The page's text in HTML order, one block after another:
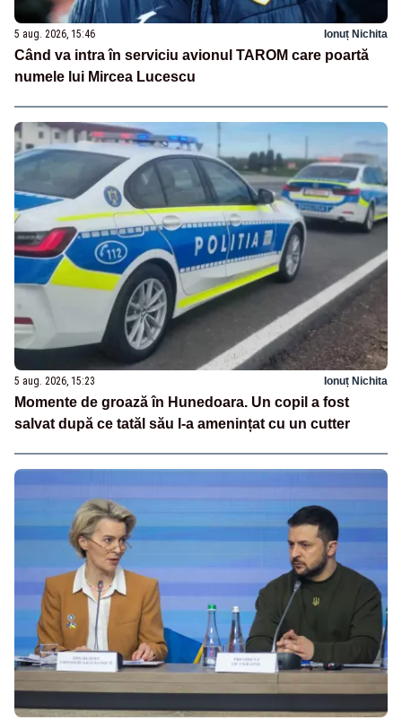
5 aug. 2026, 15:46 Ionuț Nichita
Când va intra în serviciu avionul TAROM care poartă
numele lui Mircea Lucescu
5 aug. 2026, 15:23 Ionuț Nichita
Momente de groază în Hunedoara. Un copil a fost
salvat după ce tatăl său l-a amenințat cu un cutter